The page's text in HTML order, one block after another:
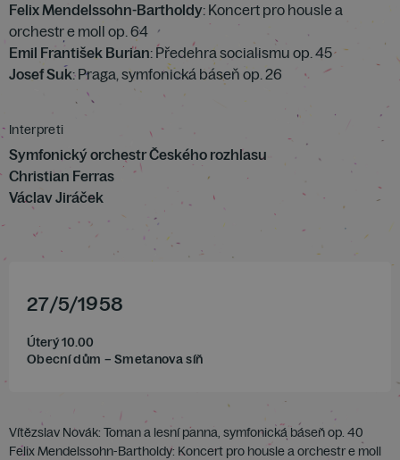
Felix Mendelssohn-Bartholdy: Koncert pro housle a
orchestr e moll op. 64
Emil František Burian: Předehra socialismu op. 45
Josef Suk: Praga, symfonická báseň op. 26
Interpreti
Symfonický orchestr Českého rozhlasu
Christian Ferras
Václav Jiráček
27/5/1958
Úterý 10.00
Obecní dům – Smetanova síň
Vítězslav Novák: Toman a lesní panna, symfonická báseň op. 40
Felix Mendelssohn-Bartholdy: Koncert pro housle a orchestr e moll